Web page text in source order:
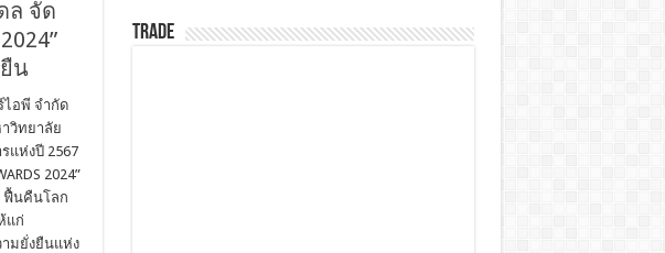
ล จัด
น
ไอพี จำกัด
วิทยาลัย
แห่งปี 2567
2024”
ฟื้นคืนโลก
แก่
มยั่งยืนแห่ง
TRADE